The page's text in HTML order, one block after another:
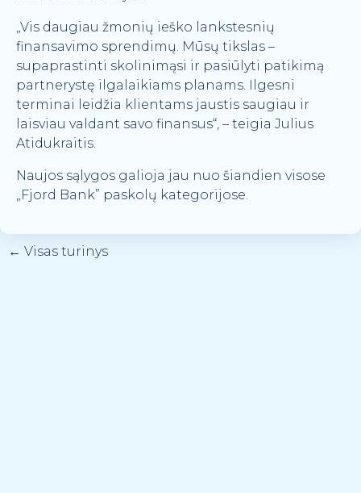
„Vis daugiau žmonių ieško lankstesnių
finansavimo sprendimų. Mūsų tikslas –
supaprastinti skolinimąsi ir pasiūlyti patikimą
partnerystę ilgalaikiams planams. Ilgesni
terminai leidžia klientams jaustis saugiau ir
laisviau valdant savo finansus“, – teigia Julius
Atidukraitis.
Naujos sąlygos galioja jau nuo šiandien visose
„Fjord Bank” paskolų kategorijose.
← Visas turinys